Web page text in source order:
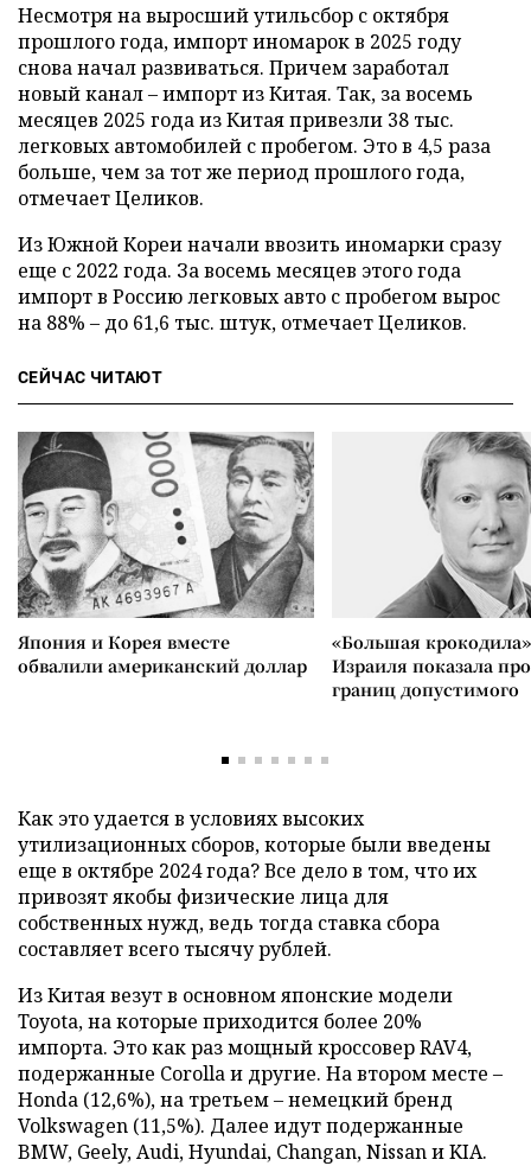
Несмотря на выросший утильсбор с октября
прошлого года, импорт иномарок в 2025 году
снова начал развиваться. Причем заработал
новый канал – импорт из Китая. Так, за восемь
месяцев 2025 года из Китая привезли 38 тыс.
легковых автомобилей с пробегом. Это в 4,5 раза
больше, чем за тот же период прошлого года,
отмечает Целиков.
Из Южной Кореи начали ввозить иномарки сразу
еще с 2022 года. За восемь месяцев этого года
импорт в Россию легковых авто с пробегом вырос
на 88% – до 61,6 тыс. штук, отмечает Целиков.
СЕЙЧАС ЧИТАЮТ
Япония и Корея вместе
обвалили американский доллар
«Большая
Израиля показала
границ допустимого
Как это удается в условиях высоких
утилизационных сборов, которые были введены
еще в октябре 2024 года? Все дело в том, что их
привозят якобы физические лица для
собственных нужд, ведь тогда ставка сбора
составляет всего тысячу рублей.
Из Китая везут в основном японские модели
Toyota, на которые приходится более 20%
импорта. Это как раз мощный кроссовер RAV4,
подержанные Corolla и другие. На втором месте –
Honda (12,6%), на третьем – немецкий бренд
Volkswagen (11,5%). Далее идут подержанные
BMW, Geely, Audi, Hyundai, Changan, Nissan и KIA.